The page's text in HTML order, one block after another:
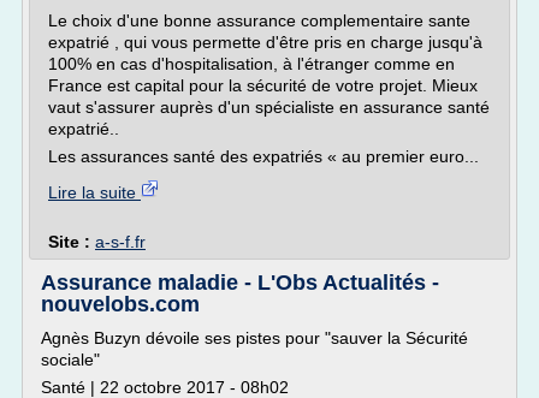
Le choix d'une bonne assurance complementaire sante
expatrié , qui vous permette d'être pris en charge jusqu'à
100% en cas d'hospitalisation, à l'étranger comme en
France est capital pour la sécurité de votre projet. Mieux
vaut s'assurer auprès d'un spécialiste en assurance santé
expatrié..
Les assurances santé des expatriés « au premier euro...
Lire la suite
Site : a-s-f.fr
Assurance maladie - L'Obs Actualités -
nouvelobs.com
Agnès Buzyn dévoile ses pistes pour "sauver la Sécurité
sociale"
Santé | 22 octobre 2017 - 08h02